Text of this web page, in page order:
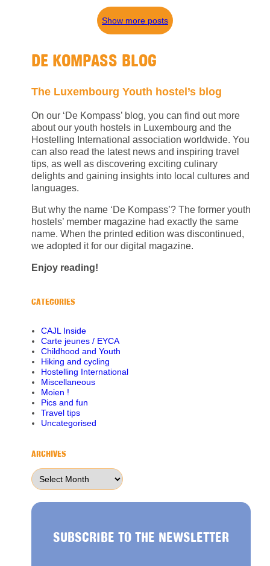
Show more posts
DE KOMPASS BLOG
The Luxembourg Youth hostel’s blog
On our ‘De Kompass’ blog, you can find out more
about our youth hostels in Luxembourg and the
Hostelling International association worldwide. You
can also read the latest news and inspiring travel
tips, as well as discovering exciting culinary
delights and gaining insights into local cultures and
languages.
But why the name ‘De Kompass’? The former youth
hostels’ member magazine had exactly the same
name. When the printed edition was discontinued,
we adopted it for our digital magazine.
Enjoy reading!
CATEGORIES
CAJL Inside
Carte jeunes / EYCA
Childhood and Youth
Hiking and cycling
Hostelling International
Miscellaneous
Moien !
Pics and fun
Travel tips
Uncategorised
ARCHIVES
Archives
SUBSCRIBE TO THE NEWSLETTER